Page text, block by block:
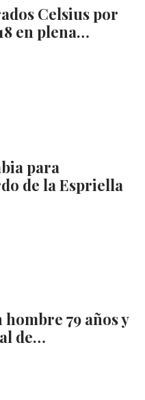
Celsius por
en plena…
para
de la Espriella
79 años y
de…